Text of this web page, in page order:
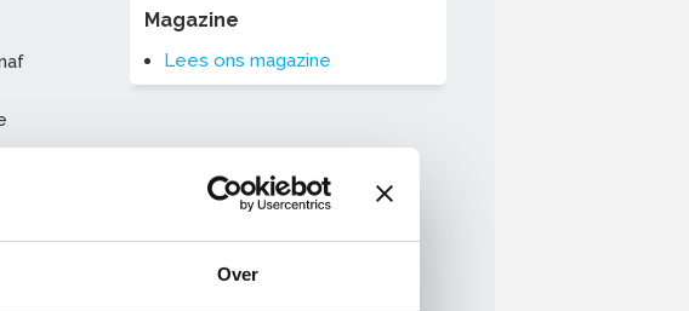
Over
Magazine
Lees ons magazine